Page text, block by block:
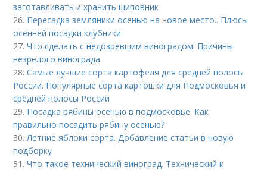
заготавливать и хранить шиповник
26. Пересадка земляники осенью на новое место.. Плюсы
осенней посадки клубники
27.Что сделать с недозревшим виноградом. Причины
незрелого винограда
28.Самые лучшие сорта картофеля для средней полосы
России. Популярные сорта картошки для Подмосковья и
средней полосы России
29. Посадка рябины осенью в подмосковье. Как
правильно посадить рябину осенью?
30. Летние яблоки сорта. Добавление статьи в новую
подборку
31.Что такое технический виноград. Технический и